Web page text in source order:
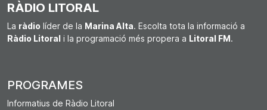
RÀDIO LITORAL
La ràdio líder de la Marina Alta. Escolta tota la informació a
Ràdio Litoral i la programació més propera a Litoral FM.
PROGRAMES
Informatius de Ràdio Litoral